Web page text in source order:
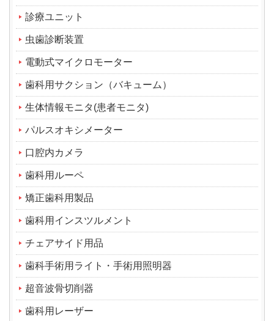
診療ユニット
虫歯診断装置
電動式マイクロモーター
歯科用サクション（バキューム）
生体情報モニタ(患者モニタ)
パルスオキシメーター
口腔内カメラ
歯科用ルーペ
矯正歯科用製品
歯科用インスツルメント
チェアサイド用品
歯科手術用ライト・手術用照明器
超音波骨切削器
歯科用レーザー